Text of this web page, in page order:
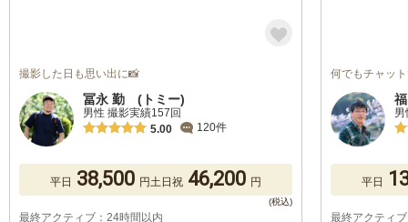
撮影した日も思い出に📸
冨永 勤 (トミー)
男性 撮影実績157回
5.00
120件
平日 38,500 円土日祝 46,200 円
最終アクティブ：24時間以内
何でもチャッ
平日
最終アクティ